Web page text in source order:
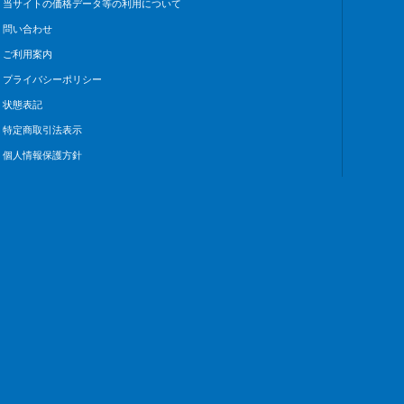
当サイトの価格データ等の利用について
問い合わせ
ご利用案内
プライバシーポリシー
状態表記
特定商取引法表示
個人情報保護方針